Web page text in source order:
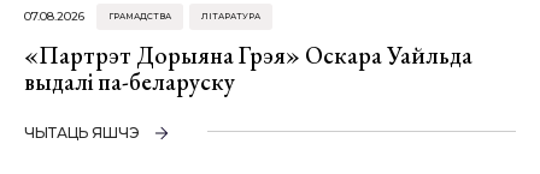
07.08.2026 ГРАМАДСТВА ЛІТАРАТУРА
«Партрэт Дорыяна Грэя» Оскара Уайльда
выдалі па-беларуску
ЧЫТАЦЬ ЯШЧЭ